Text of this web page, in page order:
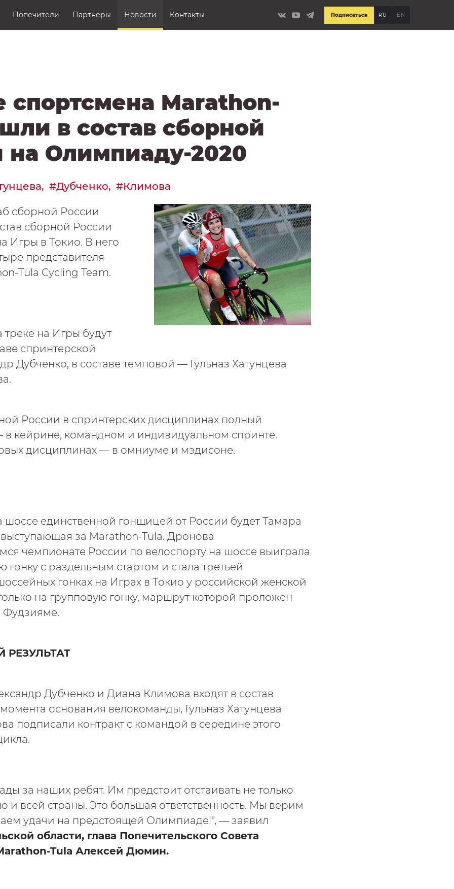
Попечители Партнеры Новости Контакты Подписаться RU EN
спортсмена Marathon-
в состав сборной
на Олимпиаду-2020
Дубченко Климова
сборной России
сборной России
Игры в Токио. В него
представителя
Tula Cycling Team.
треке на Игры будут
спринтерской
Дубченко, в составе темповой — Гульназ Хатунцева
России в спринтерских дисциплинах полный
в кейрине, командном и индивидуальном спринте.
дисциплинах — в омниуме и мэдисоне.
шоссе единственной гонщицей от России будет Тамара
выступающая за Marathon-Tula. Дронова
чемпионате России по велоспорту на шоссе выиграла
гонку с раздельным стартом и стала третьей
гонках на Играх в Токио у российской женской
на групповую гонку, маршрут которой проложен
Фудзияме.
РЕЗУЛЬТАТ
Дубченко и Диана Климова входят в состав
момента основания велокоманды, Гульназ Хатунцева
подписали контракт с командой в середине этого
за наших ребят. Им предстоит отстаивать не только
и всей страны. Это большая ответственность. Мы верим
удачи на предстоящей Олимпиаде!", — заявил
области, глава Попечительского Совета
Tula Алексей Дюмин.
Контакты